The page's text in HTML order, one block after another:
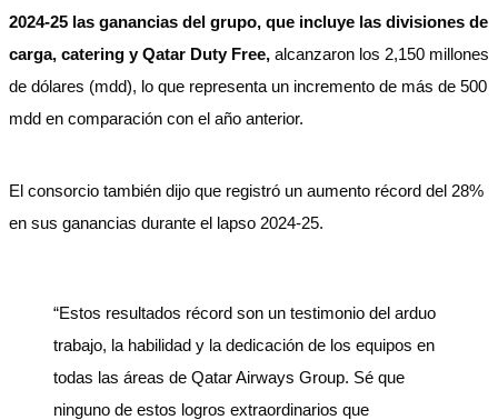
2024-25 las ganancias del grupo, que incluye las divisiones de
carga, catering y Qatar Duty Free, alcanzaron los 2,150 millones
de dólares (mdd), lo que representa un incremento de más de 500
mdd en comparación con el año anterior.
El consorcio también dijo que registró un aumento récord del 28%
en sus ganancias durante el lapso 2024-25.
“Estos resultados récord son un testimonio del arduo
trabajo, la habilidad y la dedicación de los equipos en
todas las áreas de Qatar Airways Group. Sé que
ninguno de estos logros extraordinarios que